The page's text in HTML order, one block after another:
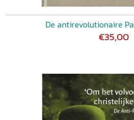
De antirevolutionaire
€35,00